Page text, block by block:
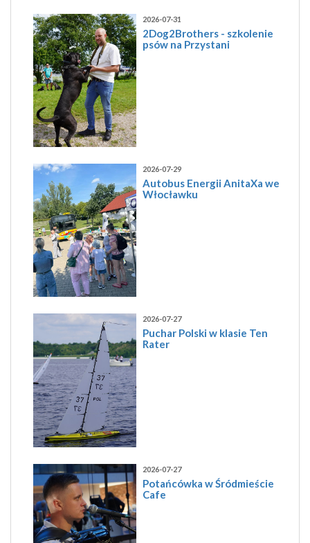
2026-07-31
2Dog2Brothers - szkolenie
psów na Przystani
2026-07-29
Autobus Energii AnitaXa we
Włocławku
2026-07-27
Puchar Polski w klasie Ten
Rater
2026-07-27
Potańcówka w Śródmieście
Cafe